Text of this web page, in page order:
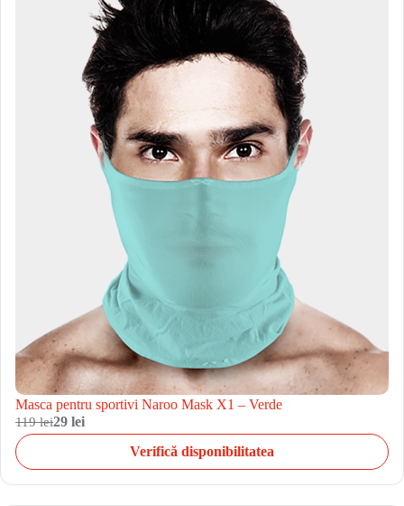
Masca pentru sportivi Naroo Mask X1 – Verde
119 lei29 lei
Verifică disponibilitatea